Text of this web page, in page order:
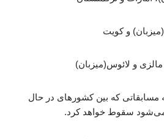
مسابقاتی که بین کشورهای در حال
می‌شود سقوط خواهد کرد.